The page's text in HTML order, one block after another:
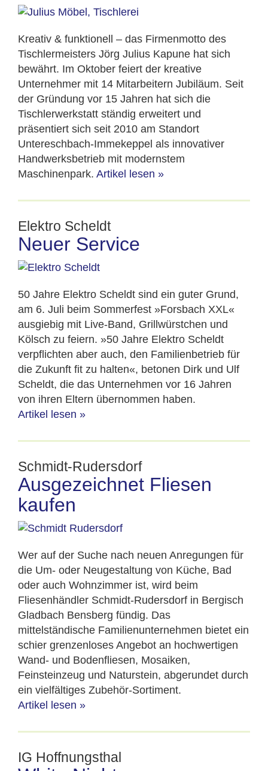
Kreativ & funktionell – das Firmenmotto des
Tischlermeisters Jörg Julius Kapune hat sich
bewährt. Im Oktober feiert der kreative
Unternehmer mit 14 Mitarbeitern Jubiläum. Seit
der Gründung vor 15 Jahren hat sich die
Tischlerwerkstatt ständig erweitert und
präsentiert sich seit 2010 am Standort
Untereschbach-Immekeppel als innovativer
Handwerksbetrieb mit modernstem
Maschinenpark. Artikel lesen »
Elektro Scheldt
Neuer Service
50 Jahre Elektro Scheldt sind ein guter Grund,
am 6. Juli beim Sommerfest »Forsbach XXL«
ausgiebig mit Live-Band, Grillwürstchen und
Kölsch zu feiern. »50 Jahre Elektro Scheldt
verpflichten aber auch, den Familienbetrieb für
die Zukunft fit zu halten«, betonen Dirk und Ulf
Scheldt, die das Unternehmen vor 16 Jahren
von ihren Eltern übernommen haben.
Artikel lesen »
Schmidt-Rudersdorf
Ausgezeichnet Fliesen
kaufen
Wer auf der Suche nach neuen Anregungen für
die Um- oder Neugestaltung von Küche, Bad
oder auch Wohnzimmer ist, wird beim
Fliesenhändler Schmidt-Rudersdorf in Bergisch
Gladbach Bensberg fündig. Das
mittelständische Familienunternehmen bietet ein
schier grenzenloses Angebot an hochwertigen
Wand- und Bodenfliesen, Mosaiken,
Feinsteinzeug und Naturstein, abgerundet durch
ein vielfältiges Zubehör-Sortiment.
Artikel lesen »
IG Hoffnungsthal